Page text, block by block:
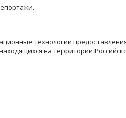
технологии
на территории